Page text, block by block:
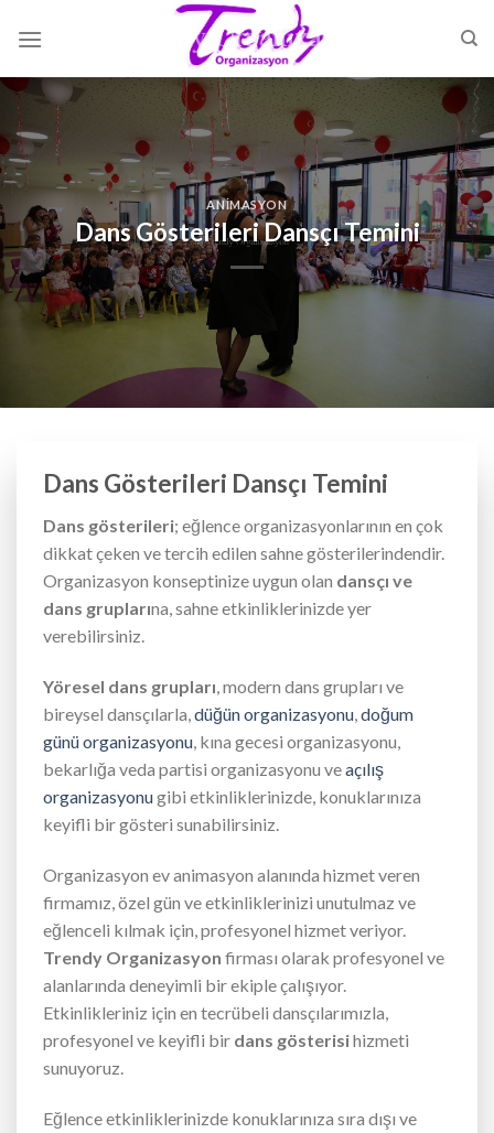
ANIMASYON
Dans Gösterileri Dansçı Temini
Dans Gösterileri Dansçı Temini
Dans gösterileri; eğlence organizasyonlarının en çok
dikkat çeken ve tercih edilen sahne gösterilerindendir.
Organizasyon konseptinize uygun olan dansçı ve
dans gruplarına, sahne etkinliklerinizde yer
verebilirsiniz.
Yöresel dans grupları, modern dans grupları ve
bireysel dansçılarla,düğün organizasyonu,doğum
günü organizasyonu, kına gecesi organizasyonu,
bekarlığa veda partisi organizasyonu veaçılış
organizasyonugibi etkinliklerinizde, konuklarınıza
keyifli bir gösteri sunabilirsiniz.
Organizasyon ev animasyon alanında hizmet veren
firmamız, özel gün ve etkinliklerinizi unutulmaz ve
eğlenceli kılmak için, profesyonel hizmet veriyor.
Trendy Organizasyon firması olarak profesyonel ve
alanlarında deneyimli bir ekiple çalışıyor.
Etkinlikleriniz için en tecrübeli dansçılarımızla,
profesyonel ve keyifli bir dans gösterisihizmeti
sunuyoruz.
Eğlence etkinliklerinizde konuklarınıza sıra dışı ve